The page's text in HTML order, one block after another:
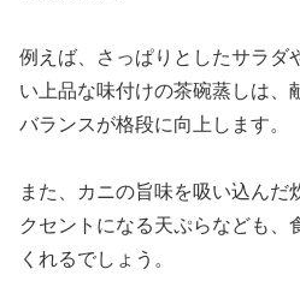
例えば、さっぱりとしたサラダ
い上品な味付けの茶碗蒸しは、
バランスが格段に向上します。
また、カニの旨味を吸い込んだ
クセントになる天ぷらなども、
くれるでしょう。